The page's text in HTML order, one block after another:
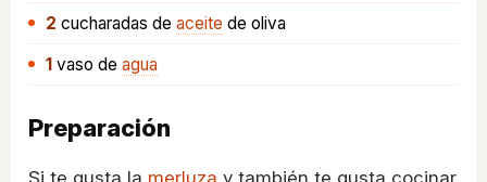
2 cucharadas de aceite de oliva
1 vaso de agua
Preparación